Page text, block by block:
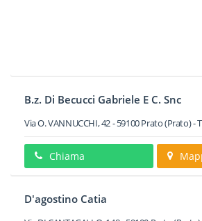
B.z. Di Becucci Gabriele E C. Snc
Via O. VANNUCCHI, 42-59100Prato(Prato) -
Chiama
D'agostino Catia